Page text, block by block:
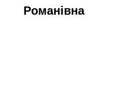
Романівна